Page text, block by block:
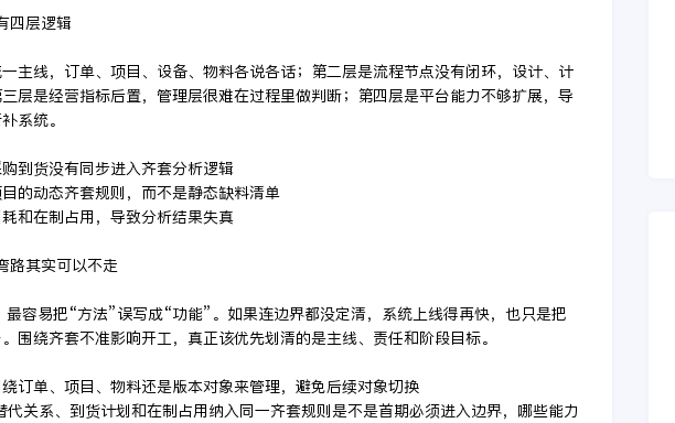
四层逻辑
主线，订单、项目、设备、物料各说各话；第二层是流程节点没有闭环，设计、计
层是经营指标后置，管理层很难在过程里做判断；第四层是平台能力不够扩展，导
系统。
到货没有同步进入齐套分析逻辑
的动态齐套规则，而不是静态缺料清单
和在制占用，导致分析结果失真
路其实可以不走
容易把“方法”误写成“功能”。如果连边界都没定清，系统上线得再快，也只是把
围绕齐套不准影响开工，真正该优先划清的是主线、责任和阶段目标。
订单、项目、物料还是版本对象来管理，避免后续对象切换
关系、到货计划和在制占用纳入同一齐套规则是不是首期必须进入边界，哪些能力